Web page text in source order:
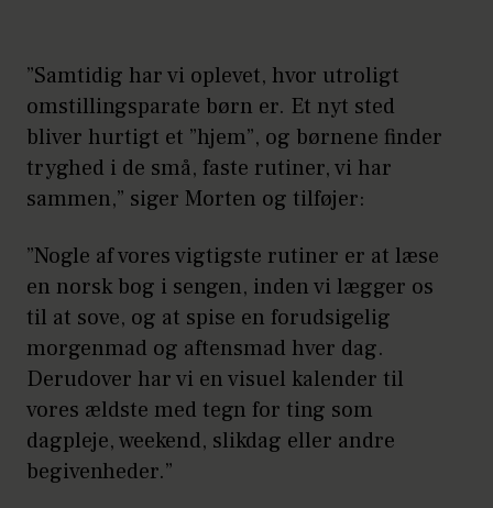
”Samtidig har vi oplevet, hvor utroligt
omstillingsparate børn er. Et nyt sted
bliver hurtigt et ”hjem”, og børnene finder
tryghed i de små, faste rutiner, vi har
sammen,” siger Morten og tilføjer:
”Nogle af vores vigtigste rutiner er at læse
en norsk bog i sengen, inden vi lægger os
til at sove, og at spise en forudsigelig
morgenmad og aftensmad hver dag.
Derudover har vi en visuel kalender til
vores ældste med tegn for ting som
dagpleje, weekend, slikdag eller andre
begivenheder.”